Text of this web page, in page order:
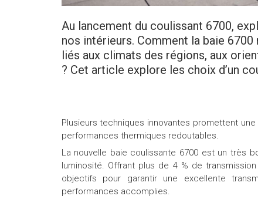
Au lancement du coulissant 6700,
nos intérieurs. Comment la baie
liés aux climats des régions, aux
? Cet article explore les choix d’un
Plusieurs techniques innovantes promettent
performances thermiques redoutables.
La nouvelle baie coulissante 6700 est un très
luminosité. Offrant plus de 4 % de
objectifs pour garantir une excellente
performances accomplies.